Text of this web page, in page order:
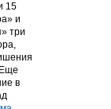
15
и
три
в